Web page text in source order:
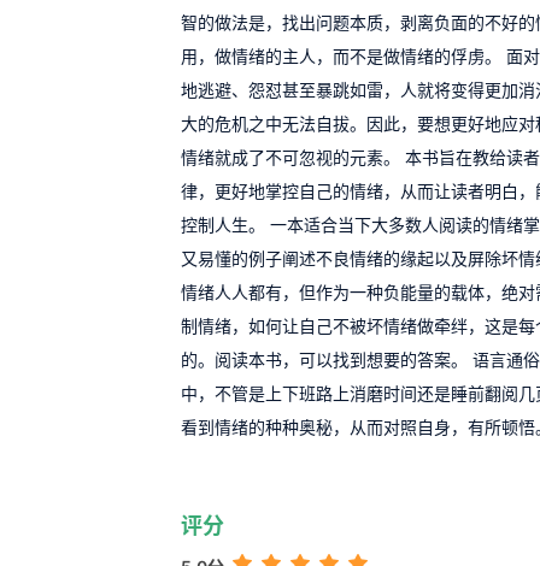
智的做法是，找出问题本质，剥离负面的不好
用，做情绪的主人，而不是做情绪的俘虏。 面
地逃避、怨怼甚至暴跳如雷，人就将变得更加
大的危机之中无法自拔。因此，要想更好地应
情绪就成了不可忽视的元素。 本书旨在教给读
律，更好地掌控自己的情绪，从而让读者明白
控制人生。 一本适合当下大多数人阅读的情绪
又易懂的例子阐述不良情绪的缘起以及屏除坏
情绪人人都有，但作为一种负能量的载体，绝
制情绪，如何让自己不被坏情绪做牵绊，这是
的。阅读本书，可以找到想要的答案。 语言通
中，不管是上下班路上消磨时间还是睡前翻阅
看到情绪的种种奥秘，从而对照自身，有所顿悟
评分